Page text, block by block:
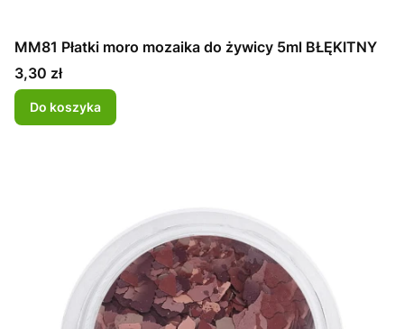
MM81 Płatki moro mozaika do żywicy 5ml BŁĘKITNY
Cena
3,30 zł
Do koszyka